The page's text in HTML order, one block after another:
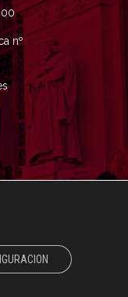
nº
FORMULARIO DE